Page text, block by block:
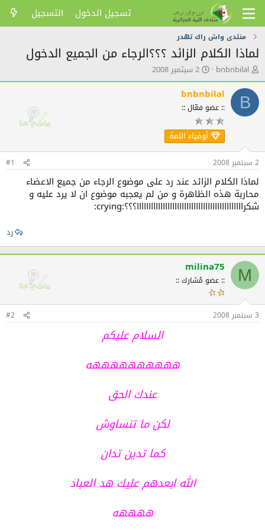
تسجيل الدخول التسجيل
منتدى واش راك تهدر
لماذا الكلام الزائد ؟؟؟الرجاء من الجميع الدخول
ك
ا
ت
ب
ا
ض
و
ع
bnbnbilal ت
ا
ر
ي
خ
ا
ل
ن
ش
2 سبتمبر 2008
B
bnbnbilal
:: عضو فعّال ::
أوفياء اللمة
2 سبتمبر 2008 #1
لماذا الكلام الزائد عند رد على موضوع الرجاء من جميع الاعضاء
محاربة هذه الظاهرة و من لم يعجبه موضوع ان لا يرد عليه و
شكرااااااااااااااااااااااااااااااااااااااااااااا؟؟؟:crying:
رد
M
milina75
:: عضو مُشارك ::
3 سبتمبر 2008 #2
السلام عليكم
ههههههههههه
عندك الحق
لكن ما تنساوش
كما تدين تدان
الله ابعدهم عليك هد العباد
ههههه